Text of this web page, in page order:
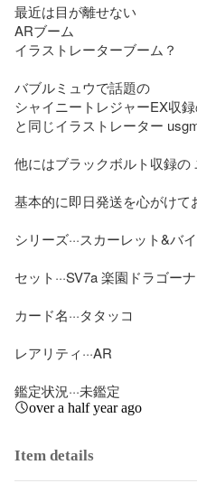
最近は目が離せない
ARブーム
イラストレーターブーム？
バブルミュウで話題の
シャイニートレジャーEX収
と同じイラストレーター
他にはブラックボルト収録の
基本的に即日発送を心がけて
シリーズ···スカーレット&バ
セット···SV7a 楽園ドラゴーナ
カード名···タタッコ
レアリティ···AR
鑑定状況···未鑑定
over a half year ago
Item details